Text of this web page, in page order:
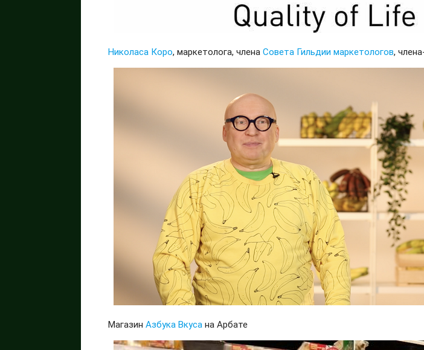
Николаса Коро, маркетолога, члена Совета Гильдии маркетологов,
МагазинАзбука Вкуса на Арбате